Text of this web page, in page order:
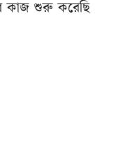
কাজ শুরু করেছি